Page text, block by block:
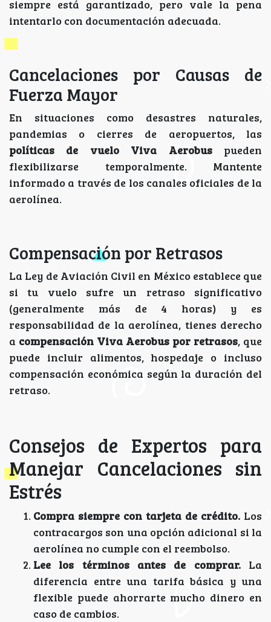
siempre está garantizado, pero vale la pena
intentarlo con documentación adecuada.
Cancelaciones por Causas de
Fuerza Mayor
En situaciones como desastres naturales,
pandemias o cierres de aeropuertos, las
políticas de vuelo Viva Aerobuspueden
flexibilizarse temporalmente. Mantente
informado a través de los canales oficiales de la
aerolínea.
Compensación por Retrasos
La Ley de Aviación Civil en México establece que
si tu vuelo sufre un retraso significativo
(generalmente más de 4 horas) y es
responsabilidad de la aerolínea, tienes derecho
a compensación Viva Aerobus por retrasos, que
puede incluir alimentos, hospedaje o incluso
compensación económica según la duración del
retraso.
Consejos de Expertos para
Manejar Cancelaciones sin
Estrés
Compra siempre con tarjeta de crédito. Los
contracargos son una opción adicional si la
aerolínea no cumple con el reembolso.
Lee los términos antes de comprar.La
diferencia entre una tarifa básica y una
flexible puede ahorrarte mucho dinero en
caso de cambios.